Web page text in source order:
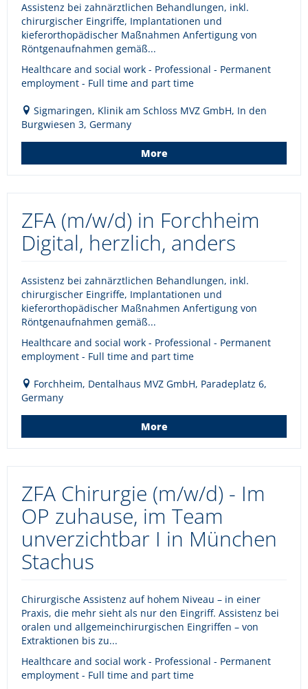
Assistenz bei zahnärztlichen Behandlungen, inkl.
chirurgischer Eingriffe, Implantationen und
kieferorthopädischer Maßnahmen Anfertigung von
Röntgenaufnahmen gemäß...
Healthcare and social work - Professional - Permanent
employment - Full time and part time
Sigmaringen, Klinik am Schloss MVZ GmbH, In den
Burgwiesen 3, Germany
More
ZFA (m/w/d) in Forchheim
Digital, herzlich, anders
Assistenz bei zahnärztlichen Behandlungen, inkl.
chirurgischer Eingriffe, Implantationen und
kieferorthopädischer Maßnahmen Anfertigung von
Röntgenaufnahmen gemäß...
Healthcare and social work - Professional - Permanent
employment - Full time and part time
Forchheim, Dentalhaus MVZ GmbH, Paradeplatz 6,
Germany
More
ZFA Chirurgie (m/w/d) - Im
OP zuhause, im Team
unverzichtbar I in München
Stachus
Chirurgische Assistenz auf hohem Niveau – in einer
Praxis, die mehr sieht als nur den Eingriff. Assistenz bei
oralen und allgemeinchirurgischen Eingriffen – von
Extraktionen bis zu...
Healthcare and social work - Professional - Permanent
employment - Full time and part time